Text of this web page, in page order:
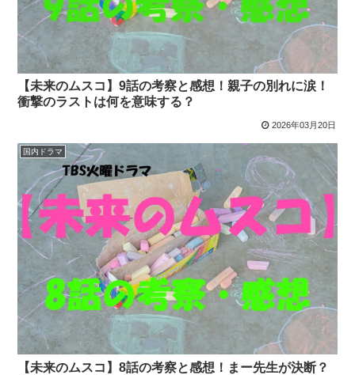
【未来のムスコ】9話の考察と感想！親子の別れに涙！
衝撃のラストは何を意味する？
2026年03月20日
国内ドラマ
【未来のムスコ】8話の考察と感想！まー先生が決断？